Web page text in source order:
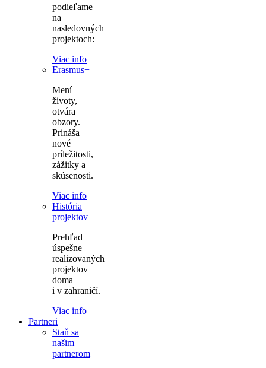
podieľame
na
nasledovných
projektoch:
Viac info
Erasmus+
Mení
životy,
otvára
obzory.
Prináša
nové
príležitosti,
zážitky a
skúsenosti.
Viac info
História
projektov
Prehľad
úspešne
realizovaných
projektov
doma
i v zahraničí.
Viac info
Partneri
Staň sa
našim
partnerom